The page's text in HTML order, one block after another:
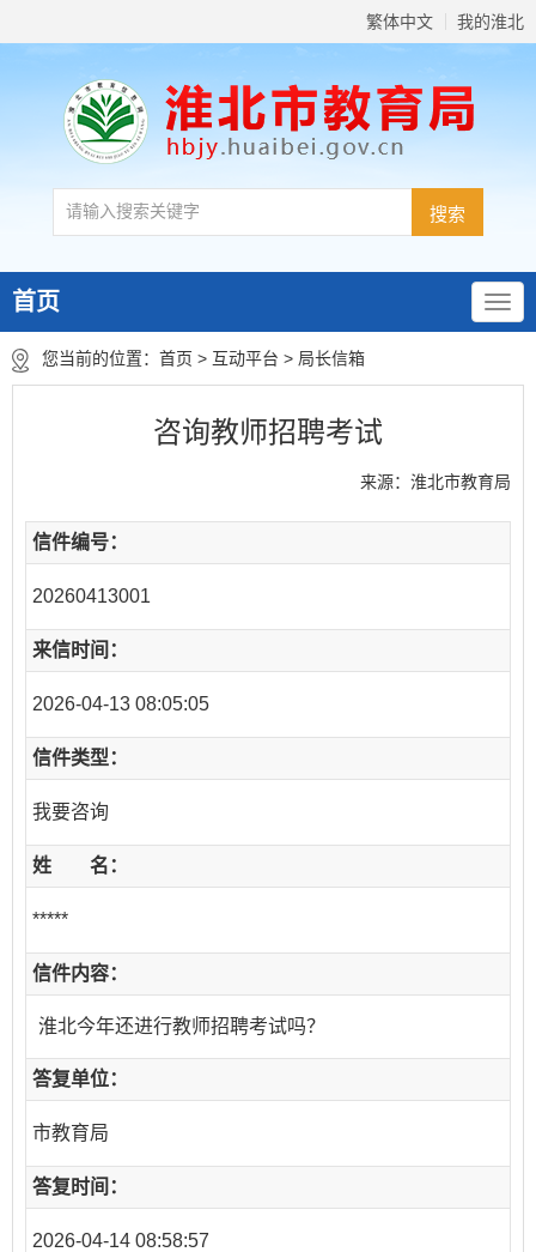
繁体中文 我的淮北
首页
您当前的位置： 首页 > 互动平台 > 局长信箱
咨询教师招聘考试
来源：淮北市教育局
信件编号：
20260413001
来信时间：
2026-04-13 08:05:05
信件类型：
我要咨询
姓 名：
*****
信件内容：
淮北今年还进行教师招聘考试吗？
答复单位：
市教育局
答复时间：
2026-04-14 08:58:57